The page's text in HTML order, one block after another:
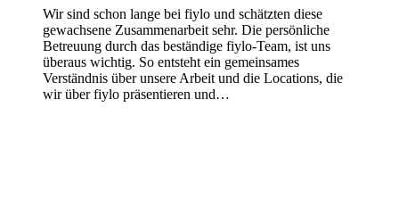
Wir sind schon lange bei fiylo und schätzten diese
gewachsene Zusammenarbeit sehr. Die persönliche
Betreuung durch das beständige fiylo-Team, ist uns
überaus wichtig. So entsteht ein gemeinsames
Verständnis über unsere Arbeit und die Locations, die
wir über fiylo präsentieren und…